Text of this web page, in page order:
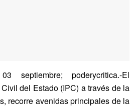
septiembre; poderycritica.-El
del Estado (IPC) a través de la
recorre avenidas principales de la